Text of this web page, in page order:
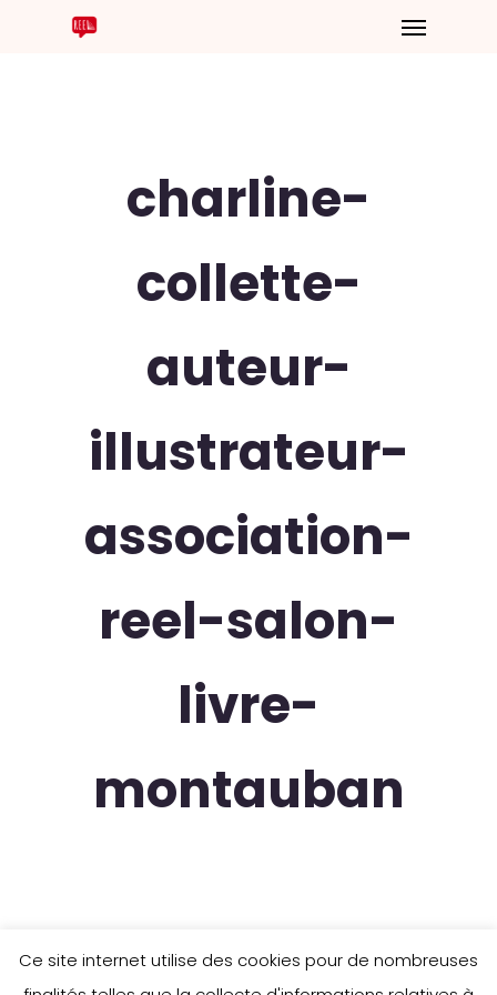
charline-
collette-
auteur-
illustrateur-
association-
reel-salon-
livre-
montauban
Ce site internet utilise des cookies pour de nombreuses